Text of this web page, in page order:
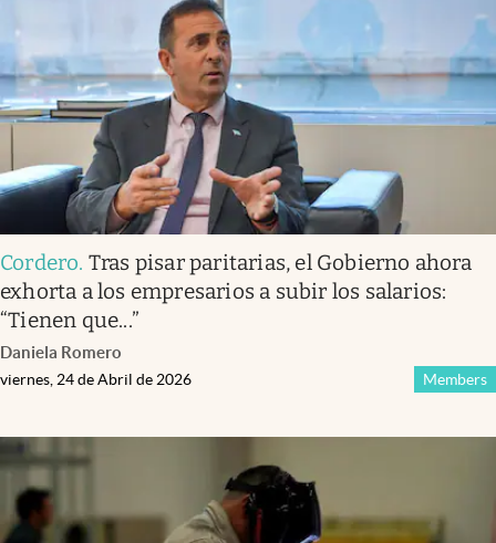
Clase
Clima
Mundial 2026
Eventos Corporativos
El Cronista Studio
Mediakit
abre en nueva pestaña
Argentina
Cordero. Tras pisar paritarias, el Gobierno ahora
exhorta a los empresarios a subir los salarios:
“Tienen que...”
Daniela Romero
Members
viernes, 24 de Abril de 2026